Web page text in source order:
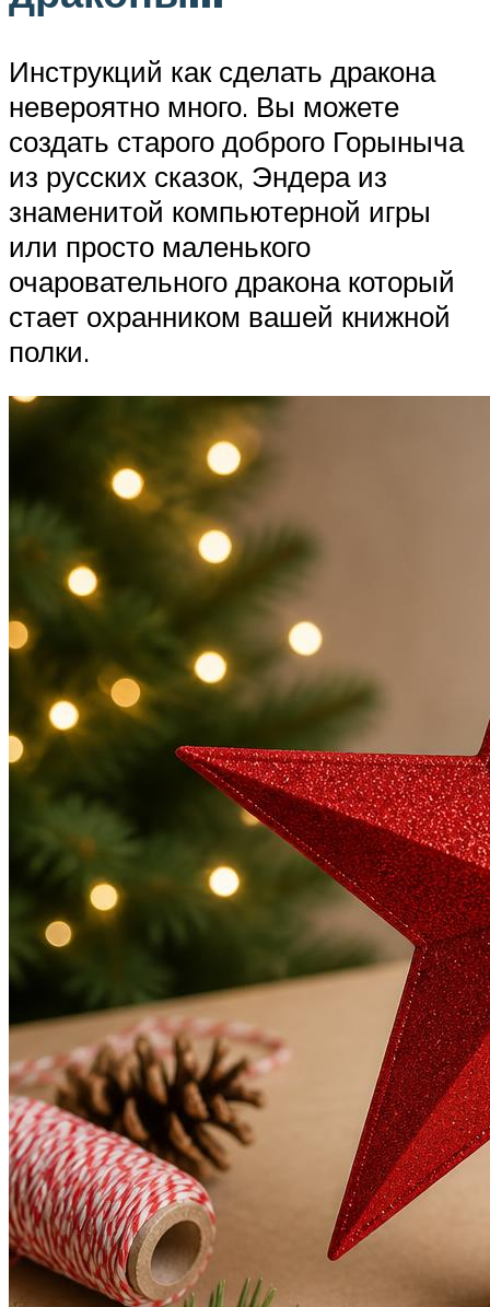
Инструкций как сделать дракона
невероятно много. Вы можете
создать старого доброго Горыныча
из русских сказок, Эндера из
знаменитой компьютерной игры
или просто маленького
очаровательного дракона который
стает охранником вашей книжной
полки.